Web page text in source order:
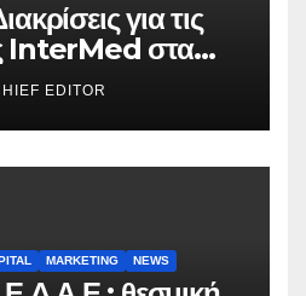
για τις
InterMed στα
2026
EDITOR
MARKETING NEWS